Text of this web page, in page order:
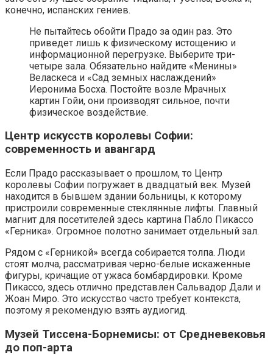
конечно, испанских гениев.
Не пытайтесь обойти Прадо за один раз. Это
приведет лишь к физическому истощению и
информационной перегрузке. Выберите три-
четыре зала. Обязательно найдите «Менины»
Веласкеса и «Сад земных наслаждений»
Иеронима Босха. Постойте возле Мрачных
картин Гойи, они производят сильное, почти
физическое воздействие.
Центр искусств королевы Софии:
современность и авангард
Если Прадо рассказывает о прошлом, то Центр
королевы Софии погружает в двадцатый век. Музей
находится в бывшем здании больницы, к которому
пристроили современные стеклянные лифты. Главный
магнит для посетителей здесь картина Пабло Пикассо
«Герника». Огромное полотно занимает отдельный зал.
Рядом с «Герникой» всегда собирается толпа. Люди
стоят молча, рассматривая черно-белые искаженные
фигуры, кричащие от ужаса бомбардировки. Кроме
Пикассо, здесь отлично представлен Сальвадор Дали и
Жоан Миро. Это искусство часто требует контекста,
поэтому я рекомендую взять аудиогид.
Музей Тиссена-Борнемисы: от Средневековья
до поп-арта